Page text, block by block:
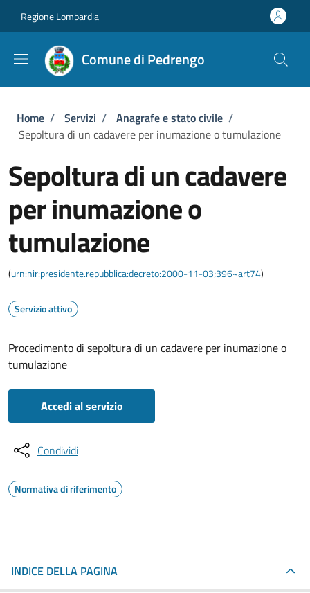
Regione Lombardia
Comune di Pedrengo
Briciole di pane
Home / Servizi / Anagrafe e stato civile /
Sepoltura di un cadavere per inumazione o tumulazione
Sepoltura di un cadavere
per inumazione o
tumulazione
(urn:nir:presidente.repubblica:decreto:2000-11-03;396~art74)
Servizio attivo
Procedimento di sepoltura di un cadavere per inumazione o
tumulazione
Accedi al servizio
Condividi
Normativa di riferimento
INDICE DELLA PAGINA